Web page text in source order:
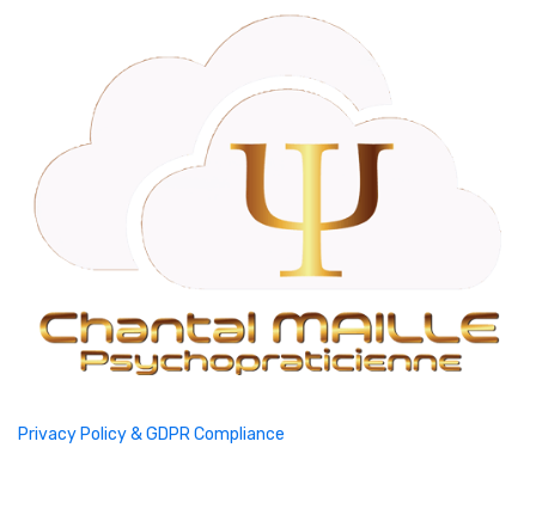
Privacy Policy & GDPR Compliance